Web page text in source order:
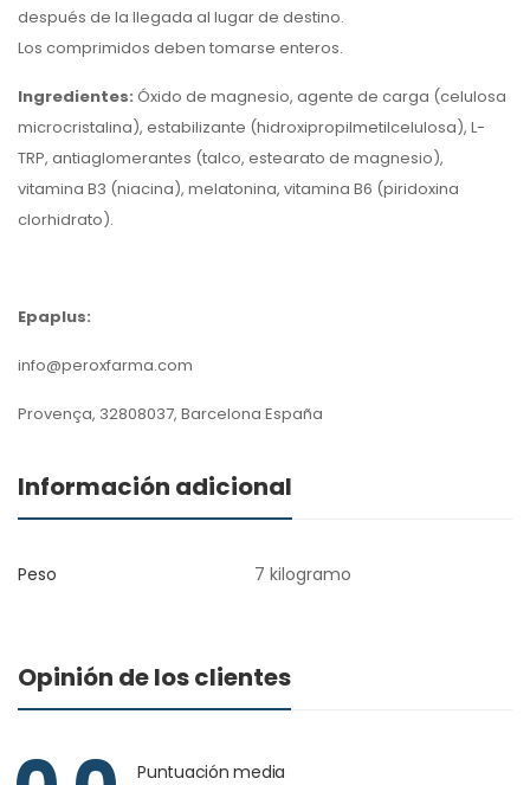
después de la llegada al lugar de destino.
Los comprimidos deben tomarse enteros.
Ingredientes: Óxido de magnesio, agente de carga (celulosa
microcristalina), estabilizante (hidroxipropilmetilcelulosa), L-
TRP, antiaglomerantes (talco, estearato de magnesio),
vitamina B3 (niacina), melatonina, vitamina B6 (piridoxina
clorhidrato).
Epaplus:
info@peroxfarma.com
Provença, 32808037, Barcelona España
Información adicional
Peso 7 kilogramo
Opinión de los clientes
Puntuación media